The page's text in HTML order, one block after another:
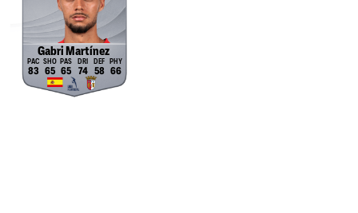
Gabri Martínez
83 65 65 74 58 66